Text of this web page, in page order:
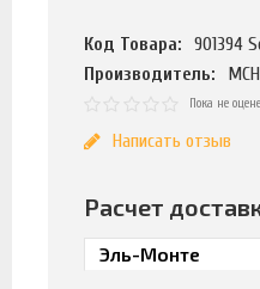
Код Товара:
901394
Производитель:
Пока не
Написать отзыв
Расчет